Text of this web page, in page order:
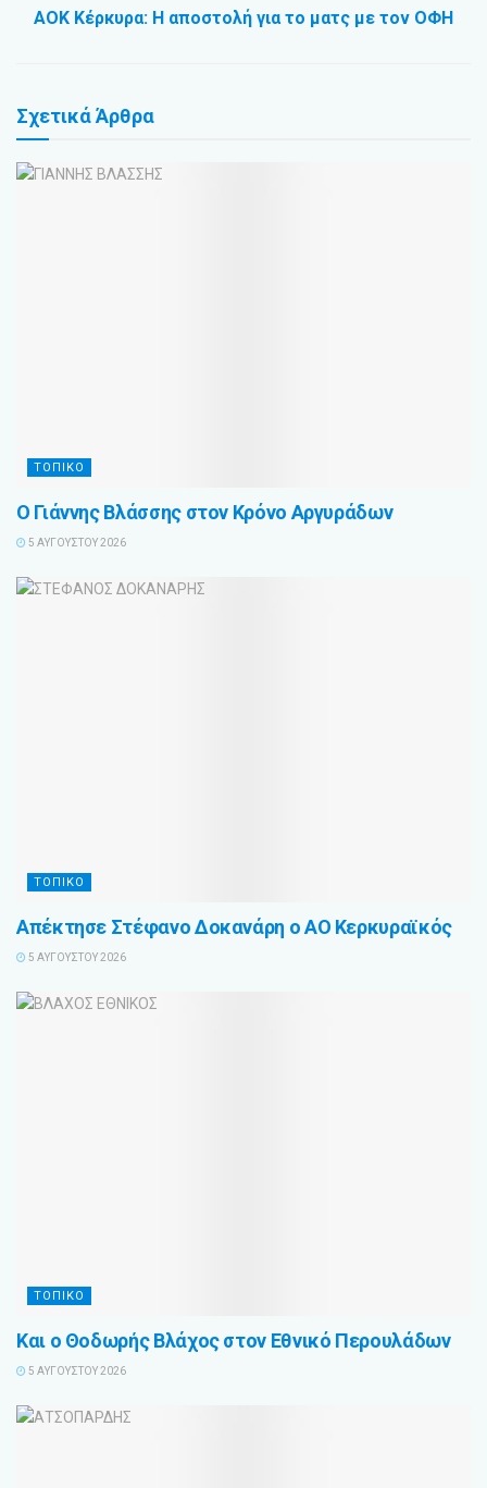
ΑΟΚ Κέρκυρα: Η αποστολή για το ματς με τον ΟΦΗ
ΣχετικάΆρθρα
ΤΟΠΙΚΟ
Ο Γιάννης Βλάσσης στον Κρόνο Αργυράδων
5 ΑΥΓΟΎΣΤΟΥ 2026
ΤΟΠΙΚΟ
Απέκτησε Στέφανο Δοκανάρη ο ΑΟ Κερκυραϊκός
5 ΑΥΓΟΎΣΤΟΥ 2026
ΤΟΠΙΚΟ
Και ο Θοδωρής Βλάχος στον Εθνικό Περουλάδων
5 ΑΥΓΟΎΣΤΟΥ 2026